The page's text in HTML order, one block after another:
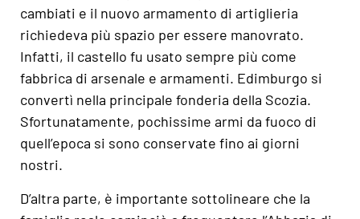
cambiati e il nuovo armamento di artiglieria
richiedeva più spazio per essere manovrato.
Infatti, il castello fu usato sempre più come
fabbrica di arsenale e armamenti. Edimburgo si
convertì nella principale fonderia della Scozia.
Sfortunatamente, pochissime armi da fuoco di
quell’epoca si sono conservate fino ai giorni
nostri.
D’altra parte, è importante sottolineare che la